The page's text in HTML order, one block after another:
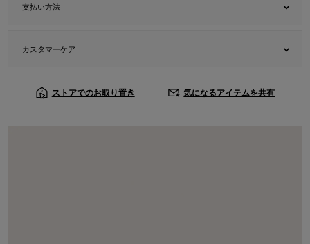
支払い方法
カスタマーケア
ストアでのお取り置き 気になるアイテムを共有